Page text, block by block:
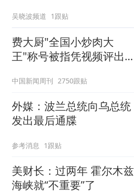
吴晓波频道 1跟贴
费大厨"全国小炒肉大
王"称号被指凭视频评出
中国新闻周刊 2750跟贴
外媒：波兰总统向乌总统
发出最后通牒
参考消息 1跟贴
美财长：过两年 霍尔木兹
海峡就“不重要”了